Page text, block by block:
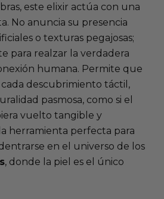
este elixir actúa con una
No anuncia su presencia
o texturas pegajosas;
para realzar la verdadera
humana. Permite que
descubrimiento táctil,
pasmosa, como si el
vuelto tangible y
herramienta perfecta para
en el universo de los
, donde la piel es el único